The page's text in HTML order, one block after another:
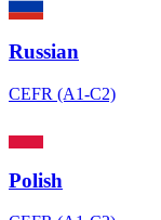
Russian
CEFR (A1-C2)
Polish